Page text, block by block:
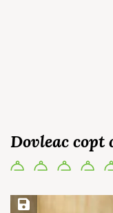
Dovleac copt
Save Recipe